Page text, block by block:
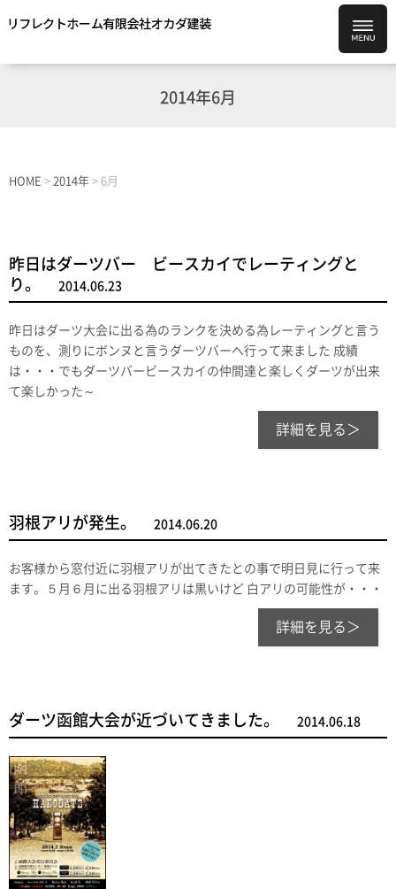
2014年6月
HOME > 2014年 > 6月
昨日はダーツバー ビースカイでレーティングと
り。
2014.06.23
昨日はダーツ大会に出る為のランクを決める為レーティングと言う
ものを、測りにボンヌと言うダーツバーへ行って来ました 成績
は・・・でもダーツバービースカイの仲間達と楽しくダーツが出来
て楽しかった～
詳細を見る＞
羽根アリが発生。 2014.06.20
お客様から窓付近に羽根アリが出てきたとの事で明日見に行って来
ます。５月６月に出る羽根アリは黒いけど 白アリの可能性が・・・
詳細を見る＞
ダーツ函館大会が近づいてきました。 2014.06.18